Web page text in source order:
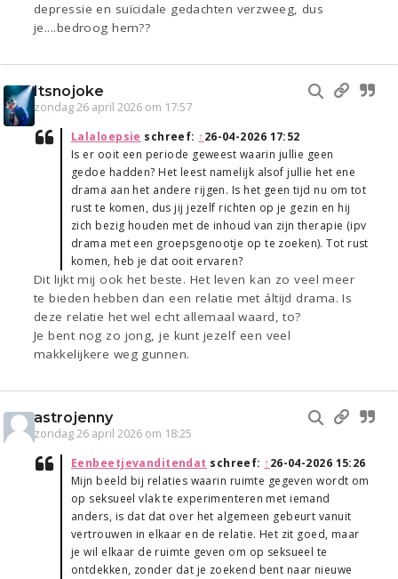
depressie en suïcidale gedachten verzweeg, dus
je....bedroog hem??
Itsnojoke
zondag 26 april 2026 om 17:57
Lalaloepsie schreef: ↑26-04-2026 17:52
Is er ooit een periode geweest waarin jullie geen
gedoe hadden? Het leest namelijk alsof jullie het ene
drama aan het andere rijgen. Is het geen tijd nu om tot
rust te komen, dus jij jezelf richten op je gezin en hij
zich bezig houden met de inhoud van zijn therapie (ipv
drama met een groepsgenootje op te zoeken). Tot rust
komen, heb je dat ooit ervaren?
Dit lijkt mij ook het beste. Het leven kan zo veel meer
te bieden hebben dan een relatie met áltijd drama. Is
deze relatie het wel echt allemaal waard, to?
Je bent nog zo jong, je kunt jezelf een veel
makkelijkere weg gunnen.
astrojenny
zondag 26 april 2026 om 18:25
Eenbeetjevanditendat schreef: ↑26-04-2026 15:26
Mijn beeld bij relaties waarin ruimte gegeven wordt om
op seksueel vlak te experimenteren met iemand
anders, is dat dat over het algemeen gebeurt vanuit
vertrouwen in elkaar en de relatie. Het zit goed, maar
je wil elkaar de ruimte geven om op seksueel te
ontdekken, zonder dat je zoekend bent naar nieuwe